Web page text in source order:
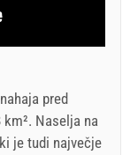
pred
Naselja na
je tudi največje